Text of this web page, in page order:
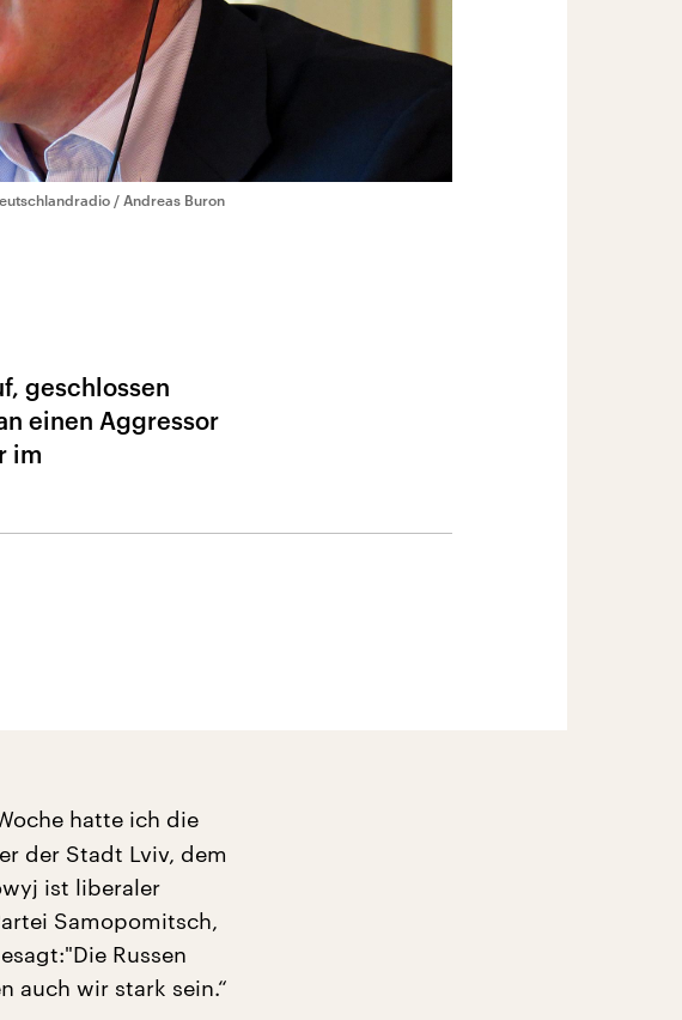
/ Andreas Buron
geschlossen
einen Aggressor
im
hatte ich die
der Stadt Lviv, dem
ist liberaler
Samopomitsch,
Russen
auch wir stark sein.“